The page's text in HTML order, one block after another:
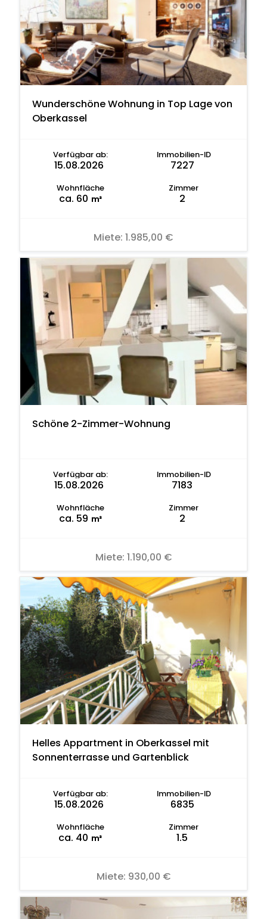
Wunderschöne Wohnung in Top Lage von
Oberkassel
Verfügbar ab:
15.08.2026
Immobilien-ID
7227
Wohnfläche
ca. 60 m²
Zimmer
2
Miete: 1.985,00 €
Schöne 2-Zimmer-Wohnung
Verfügbar ab:
15.08.2026
Immobilien-ID
7183
Wohnfläche
ca. 59 m²
Zimmer
2
Miete: 1.190,00 €
Helles Appartment in Oberkassel mit
Sonnenterrasse und Gartenblick
Verfügbar ab:
15.08.2026
Immobilien-ID
6835
Wohnfläche
ca. 40 m²
Zimmer
1.5
Miete: 930,00 €